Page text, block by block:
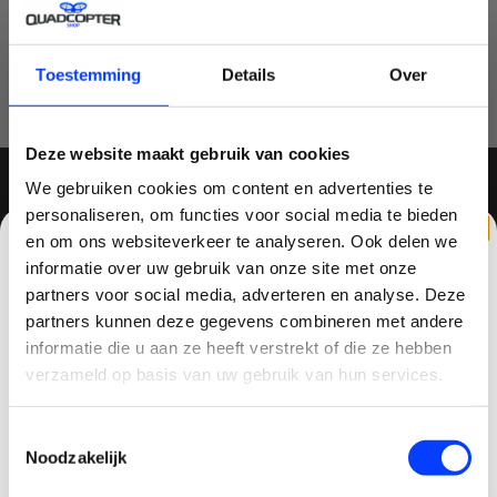
Toestemming Details Over
Deze website maakt gebruik van cookies
We gebruiken cookies om content en advertenties te
personaliseren, om functies voor social media te bieden
en om ons websiteverkeer te analyseren. Ook delen we
informatie over uw gebruik van onze site met onze
partners voor social media, adverteren en analyse. Deze
partners kunnen deze gegevens combineren met andere
informatie die u aan ze heeft verstrekt of die ze hebben
verzameld op basis van uw gebruik van hun services.
Noodzakelijk
JE BEOORDELING TOEVOEGEN
MELD JE AAN VOOR ONZE NIEUWSBRIEF
QUADCOPTER-SHOP
Contactgegevens
CLAIM KORTING OP JE EERSTE
BESTELLING!